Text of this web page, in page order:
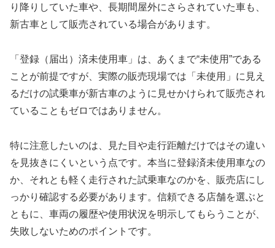
り降りしていた車や、長期間屋外にさらされていた車も、
新古車として販売されている場合があります。
「登録（届出）済未使用車」は、あくまで“未使用”である
ことが前提ですが、実際の販売現場では「未使用」に見え
るだけの試乗車が新古車のように見せかけられて販売され
ていることもゼロではありません。
特に注意したいのは、見た目や走行距離だけではその違い
を見抜きにくいという点です。本当に登録済未使用車なの
か、それとも軽く走行された試乗車なのかを、販売店にし
っかり確認する必要があります。信頼できる店舗を選ぶと
ともに、車両の履歴や使用状況を明示してもらうことが、
失敗しないためのポイントです。